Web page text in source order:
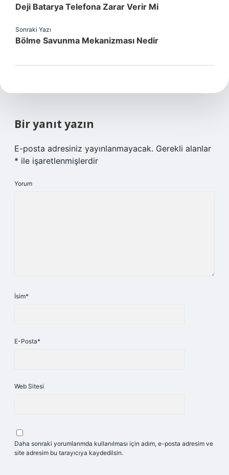
Deji Batarya Telefona Zarar Verir Mi
Sonraki Yazı
Bölme Savunma Mekanizması Nedir
Bir yanıt yazın
E-posta adresiniz yayınlanmayacak. Gerekli alanlar
* ile işaretlenmişlerdir
Yorum
İsim*
E-Posta*
Web Sitesi
Daha sonraki yorumlarımda kullanılması için adım, e-posta adresim ve
site adresim bu tarayıcıya kaydedilsin.